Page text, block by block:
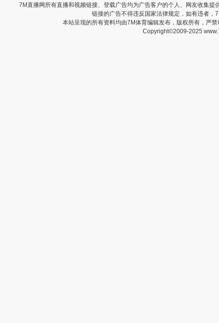
7M直播网所有直播和视频链接、登载广告均为广告客户的个人、网友收集
链接的广告不得违反国家法律规定，如有违者
本站呈现的所有资料均由7M体育编辑发布，版权所有，严
Copyright©2009-2025